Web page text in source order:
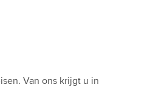
Van ons krijgt u in